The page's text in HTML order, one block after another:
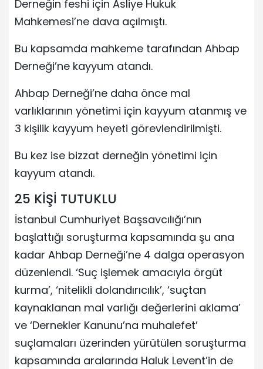
Derneğin feshi için Asliye Hukuk
Mahkemesi’ne dava açılmıştı.
Bu kapsamda mahkeme tarafından Ahbap
Derneği’ne kayyum atandı.
Ahbap Derneği’ne daha önce mal
varlıklarının yönetimi için kayyum atanmış ve
3 kişilik kayyum heyeti görevlendirilmişti.
Bu kez ise bizzat derneğin yönetimi için
kayyum atandı.
25 KİŞİ TUTUKLU
İstanbul Cumhuriyet Başsavcılığı’nın
başlattığı soruşturma kapsamında şu ana
kadar Ahbap Derneği’ne 4 dalga operasyon
düzenlendi. ‘Suç işlemek amacıyla örgüt
kurma’, ‘nitelikli dolandırıcılık’, ‘suçtan
kaynaklanan mal varlığı değerlerini aklama’
ve ‘Dernekler Kanunu’na muhalefet’
suçlamaları üzerinden yürütülen soruşturma
kapsamında aralarında Haluk Levent’in de